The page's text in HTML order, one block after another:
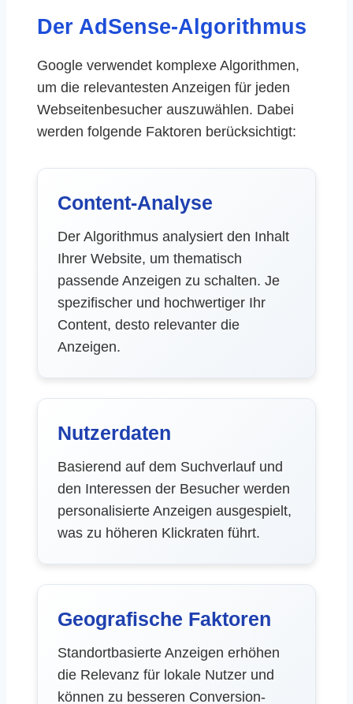
Der AdSense-Algorithmus
Google verwendet komplexe Algorithmen,
um die relevantesten Anzeigen für jeden
Webseitenbesucher auszuwählen. Dabei
werden folgende Faktoren berücksichtigt:
Content-Analyse
Der Algorithmus analysiert den Inhalt
Ihrer Website, um thematisch
passende Anzeigen zu schalten. Je
spezifischer und hochwertiger Ihr
Content, desto relevanter die
Anzeigen.
Nutzerdaten
Basierend auf dem Suchverlauf und
den Interessen der Besucher werden
personalisierte Anzeigen ausgespielt,
was zu höheren Klickraten führt.
Geografische Faktoren
Standortbasierte Anzeigen erhöhen
die Relevanz für lokale Nutzer und
können zu besseren Conversion-